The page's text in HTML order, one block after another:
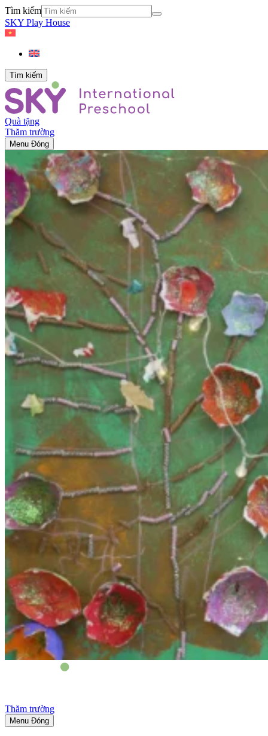
Tìm kiếm
SKY Play House
Tìm kiếm
Quà tặng
Thăm trường
Menu Đóng
Thăm trường
Menu Đóng